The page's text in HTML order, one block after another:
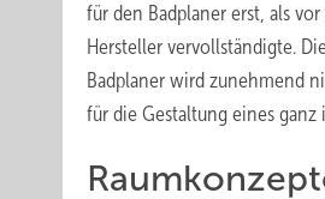
für den Badplaner erst, als
Hersteller vervollständigte.
Badplaner wird zunehmend
für die Gestaltung eines ganz